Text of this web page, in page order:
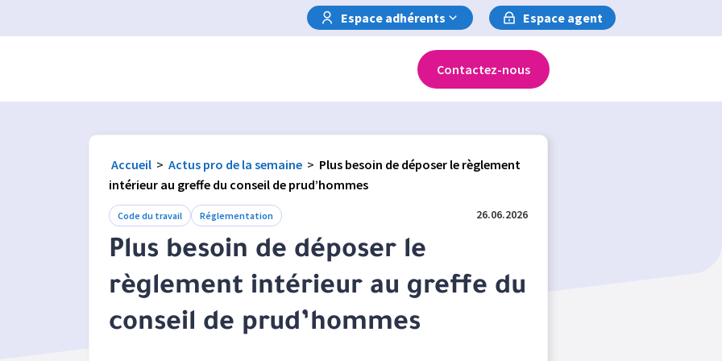
Espace adhérents
Espace agent
Contactez-nous
Accueil > Actus pro de la semaine > Plus besoin de déposer le règlement
intérieur au greffe du conseil de prud’hommes
Code du travail Réglementation 26.06.2026
Plus besoin de déposer le
règlement intérieur au greffe du
conseil de prud’hommes